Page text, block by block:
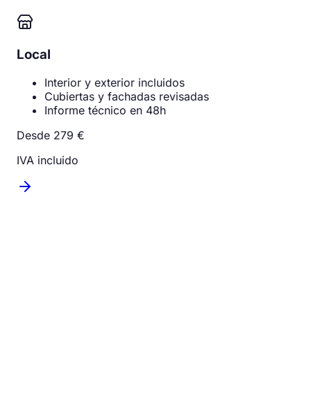
Local
Interior y exterior incluidos
Cubiertas y fachadas revisadas
Informe técnico en 48h
Desde 279 €
IVA incluido